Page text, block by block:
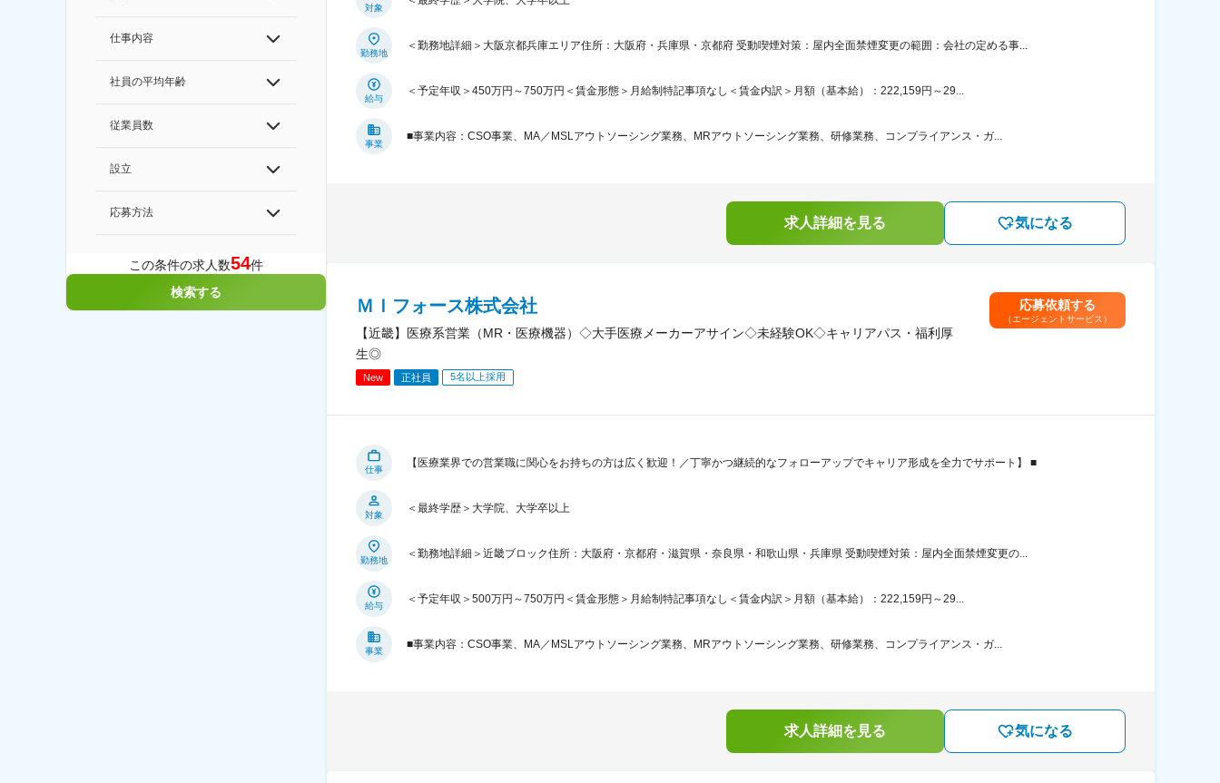
仕事内容
社員の平均年齢
従業員数
設立
応募方法
この条件の求人数54件
検索する
対象
勤務地
＜勤務地詳細＞大阪京都兵庫エリア住所：大阪府・兵庫県・京都府 受動喫煙対策：屋内全面禁煙変更の範囲：会社の定める事...
給与
＜予定年収＞450万円～750万円＜賃金形態＞月給制特記事項なし＜賃金内訳＞月額（基本給）：222,159円～29...
事業
■事業内容：CSO事業、MA／MSLアウトソーシング業務、MRアウトソーシング業務、研修業務、コンプライアンス・ガ...
求人詳細を見る 気になる
ＭＩフォース株式会社
【近畿】医療系営業（MR・医療機器）◇大手医療メーカーアサイン◇未経験OK◇キャリアパス・福利厚
生◎
New 正社員 5名以上採用
応募依頼する
（エージェントサービス）
仕事
【医療業界での営業職に関心をお持ちの方は広く歓迎！／丁寧かつ継続的なフォローアップでキャリア形成を全力でサポート】 ■
対象
＜最終学歴＞大学院、大学卒以上
勤務地
＜勤務地詳細＞近畿ブロック住所：大阪府・京都府・滋賀県・奈良県・和歌山県・兵庫県 受動喫煙対策：屋内全面禁煙変更の...
給与
＜予定年収＞500万円～750万円＜賃金形態＞月給制特記事項なし＜賃金内訳＞月額（基本給）：222,159円～29...
事業
■事業内容：CSO事業、MA／MSLアウトソーシング業務、MRアウトソーシング業務、研修業務、コンプライアンス・ガ...
求人詳細を見る 気になる